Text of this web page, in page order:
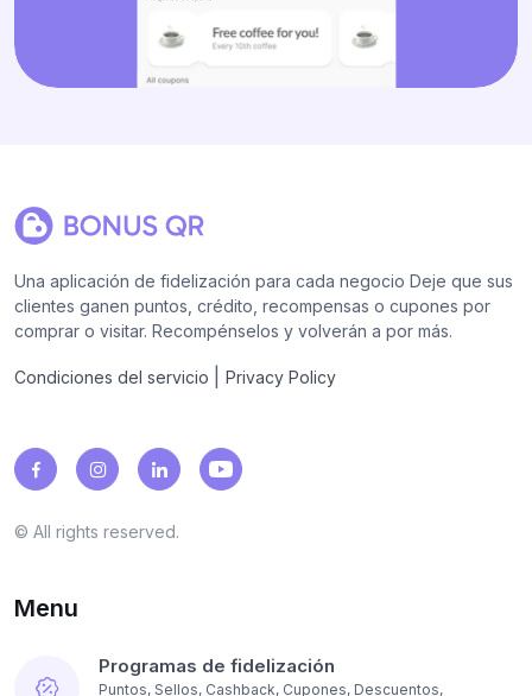
Una aplicación de fidelización para cada negocio Deje que sus
clientes ganen puntos, crédito, recompensas o cupones por
comprar o visitar. Recompénselos y volverán a por más.
Condiciones del servicio Privacy Policy
© All rights reserved.
Menu
Programas de fidelización
Puntos, Sellos, Cashback, Cupones, Descuentos,